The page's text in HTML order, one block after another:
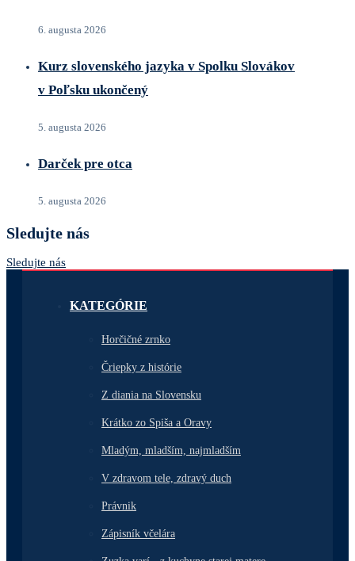
6. augusta 2026
Kurz slovenského jazyka v Spolku Slovákov
v Poľsku ukončený
5. augusta 2026
Darček pre otca
5. augusta 2026
Sledujte nás
Sledujte nás
KATEGÓRIE
Horčičné zrnko
Čriepky z histórie
Z diania na Slovensku
Krátko zo Spiša a Oravy
Mladým, mladším, najmladším
V zdravom tele, zdravý duch
Právnik
Zápisník včelára